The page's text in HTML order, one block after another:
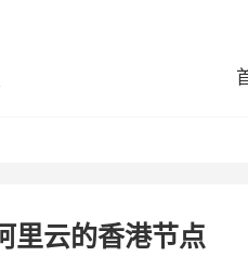
里云的香港节点